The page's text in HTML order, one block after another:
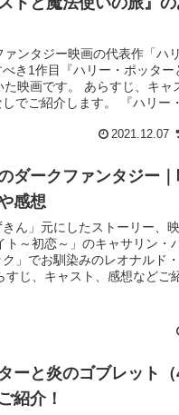
ンタジー映画の代表作「ハ
き1作目『ハリー・ポッター
映画です。 あらすじ、キャ
でご紹介します。 『ハリー
2021.12.07
ダークファンタジー
感想
ん」元にしたストーリー、
ト～初恋～」のキャサリン・
」でお馴染みのレオナルド
すじ、キャスト、感想などご
ーと炎のゴブレット（
紹介！